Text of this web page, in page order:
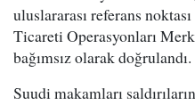
uluslararası referans
Ticareti Operasyonları
bağımsız olarak doğrulandı.
Suudi makamları